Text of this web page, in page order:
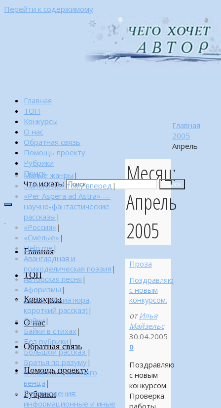
Перейти к содержимому
Главная
ТОП
Конкурсы
О нас
Обратная связь
Помощь проекту
Рубрики
Поиск
Что искать:
Поиск
Главная
ТОП
Конкурсы
О нас
Обратная связь
Помощь проекту
Рубрики
Главная
2005
Апрель
Месяц:
Апрель
2005
Проза
Поздравляю
с новым
конкурсом.
от Илья
Майзельс
30.04.2005
0
Поздравляю
с новым
конкурсом.
Проверка
Малые жанры |
…много лет тому вперед |
«Per Aspera ad Astra» —
научно-фантастические
рассказы |
«Россия» |
«Смелые» |
Help me|
Авангардная и
психоделическая поэзия |
Авторская песня |
Афоризмы |
Байка (миниатюра,
короткий рассказ) |
Байки|
Байки в стихах |
Без рубрики |
Большой рассказ. |
Братья по разуму|
В поисках алмазного
венца |
В поле зрения:
информационные и иные